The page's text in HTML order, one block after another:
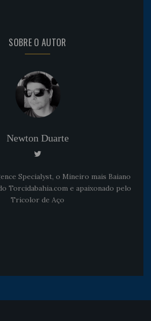
SOBRE O AUTOR
Newton Duarte
Specialyst, o Mineiro mais Baiano
Torcidabahia.com e apaixonado pelo
Tricolor de Aço